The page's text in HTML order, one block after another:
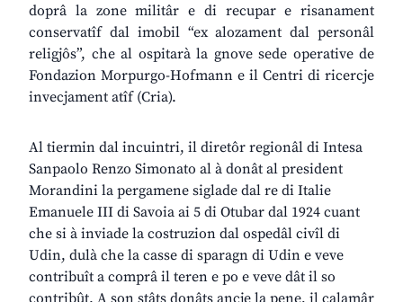
doprâ la zone militâr e di recupar e risanament
conservatîf dal imobil “ex alozament dal personâl
religjôs”, che al ospitarà la gnove sede operative de
Fondazion Morpurgo-Hofmann e il Centri di ricercje
invecjament atîf (Cria).
Al tiermin dal incuintri, il diretôr regionâl di Intesa
Sanpaolo Renzo Simonato al à donât al president
Morandini la pergamene siglade dal re di Italie
Emanuele III di Savoia ai 5 di Otubar dal 1924 cuant
che si à inviade la costruzion dal ospedâl civîl di
Udin, dulà che la casse di sparagn di Udin e veve
contribuît a comprâ il teren e po e veve dât il so